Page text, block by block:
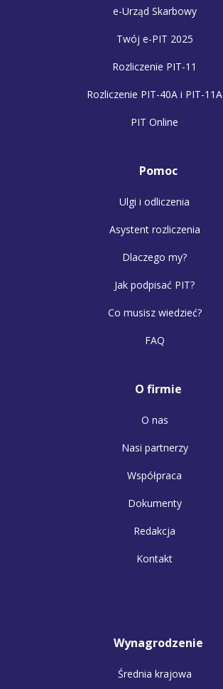
e-Urząd Skarbowy
Twój e-PIT 2025
Rozliczenie PIT-11
Rozliczenie PIT-40A i PIT-11A
PIT Online
Pomoc
Ulgi i odliczenia
Asystent rozliczenia
Dlaczego my?
Jak podpisać PIT?
Co musisz wiedzieć?
FAQ
O firmie
O nas
Nasi partnerzy
Współpraca
Dokumenty
Redakcja
Kontakt
Wynagrodzenie
Średnia krajowa